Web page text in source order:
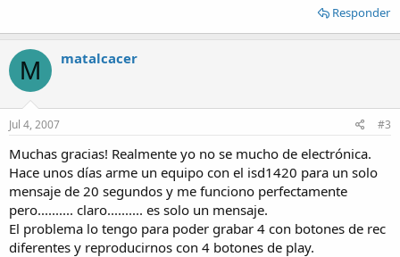
Responder
M matalcacer
Jul 4, 2007 #3
Muchas gracias! Realmente yo no se mucho de electrónica.
Hace unos días arme un equipo con el isd1420 para un solo
mensaje de 20 segundos y me funciono perfectamente
pero.......... claro.......... es solo un mensaje.
El problema lo tengo para poder grabar 4 con botones de rec
diferentes y reproducirnos con 4 botones de play.